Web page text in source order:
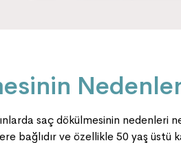
saç dökülmesinin nedenleri
bağlıdır ve özellikle 50 yaş üstü